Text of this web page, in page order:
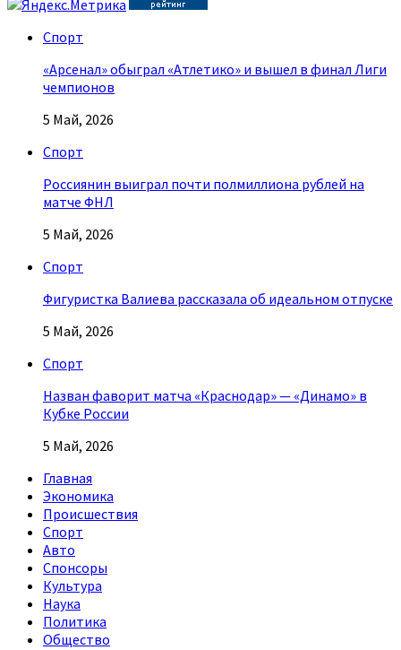
Спорт
«Арсенал» обыграл «Атлетико» и вышел в финал Лиги
чемпионов
5 Май, 2026
Спорт
Россиянин выиграл почти полмиллиона рублей на
матче ФНЛ
5 Май, 2026
Спорт
Фигуристка Валиева рассказала об идеальном отпуске
5 Май, 2026
Спорт
Назван фаворит матча «Краснодар» — «Динамо» в
Кубке России
5 Май, 2026
Главная
Экономика
Происшествия
Спорт
Авто
Спонсоры
Культура
Наука
Политика
Общество